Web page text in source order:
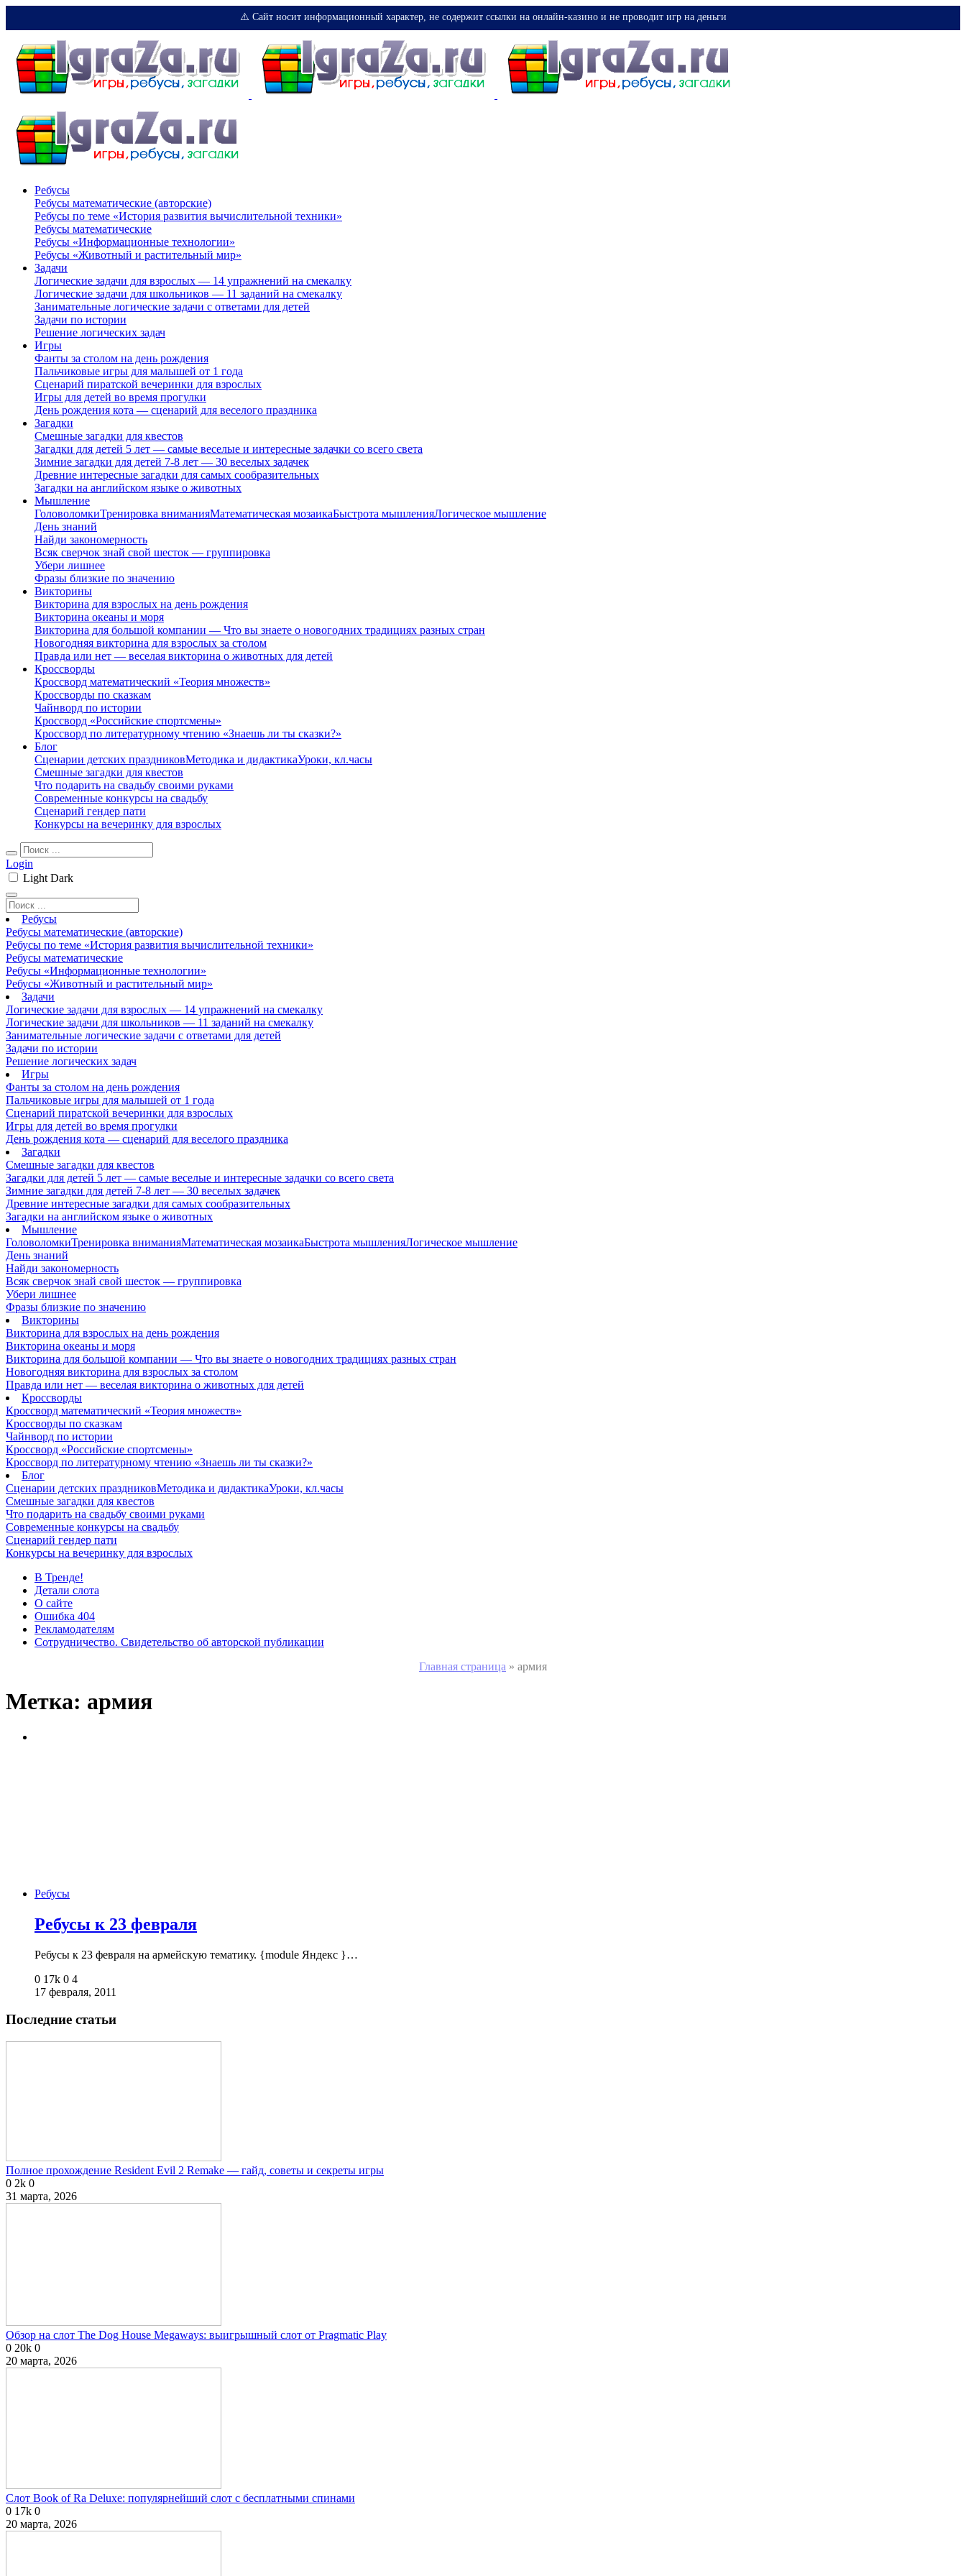
⚠️ Сайт носит информационный характер, не содержит ссылки на онлайн-казино и не проводит игр на деньги
Ребусы
Ребусы математические (авторские)
Ребусы по теме «История развития вычислительной техники»
Ребусы математические
Ребусы «Информационные технологии»
Ребусы «Животный и растительный мир»
Задачи
Логические задачи для взрослых — 14 упражнений на смекалку
Логические задачи для школьников — 11 заданий на смекалку
Занимательные логические задачи с ответами для детей
Задачи по истории
Решение логических задач
Игры
Фанты за столом на день рождения
Пальчиковые игры для малышей от 1 года
Сценарий пиратской вечеринки для взрослых
Игры для детей во время прогулки
День рождения кота — сценарий для веселого праздника
Загадки
Смешные загадки для квестов
Загадки для детей 5 лет — самые веселые и интересные задачки со всего света
Зимние загадки для детей 7-8 лет — 30 веселых задачек
Древние интересные загадки для самых сообразительных
Загадки на английском языке о животных
Мышление
ГоловоломкиТренировка вниманияМатематическая мозаикаБыстрота мышленияЛогическое мышление
День знаний
Найди закономерность
Всяк сверчок знай свой шесток — группировка
Убери лишнее
Фразы близкие по значению
Викторины
Викторина для взрослых на день рождения
Викторина океаны и моря
Викторина для большой компании — Что вы знаете о новогодних традициях разных стран
Новогодняя викторина для взрослых за столом
Правда или нет — веселая викторина о животных для детей
Кроссворды
Кроссворд математический «Теория множеств»
Кроссворды по сказкам
Чайнворд по истории
Кроссворд «Российские спортсмены»
Кроссворд по литературному чтению «Знаешь ли ты сказки?»
Блог
Сценарии детских праздниковМетодика и дидактикаУроки, кл.часы
Смешные загадки для квестов
Что подарить на свадьбу своими руками
Современные конкурсы на свадьбу
Сценарий гендер пати
Конкурсы на вечеринку для взрослых
Login
Light Dark
Ребусы
Ребусы математические (авторские)
Ребусы по теме «История развития вычислительной техники»
Ребусы математические
Ребусы «Информационные технологии»
Ребусы «Животный и растительный мир»
Задачи
Логические задачи для взрослых — 14 упражнений на смекалку
Логические задачи для школьников — 11 заданий на смекалку
Занимательные логические задачи с ответами для детей
Задачи по истории
Решение логических задач
Игры
Фанты за столом на день рождения
Пальчиковые игры для малышей от 1 года
Сценарий пиратской вечеринки для взрослых
Игры для детей во время прогулки
День рождения кота — сценарий для веселого праздника
Загадки
Смешные загадки для квестов
Загадки для детей 5 лет — самые веселые и интересные задачки со всего света
Зимние загадки для детей 7-8 лет — 30 веселых задачек
Древние интересные загадки для самых сообразительных
Загадки на английском языке о животных
Мышление
ГоловоломкиТренировка вниманияМатематическая мозаикаБыстрота мышленияЛогическое мышление
День знаний
Найди закономерность
Всяк сверчок знай свой шесток — группировка
Убери лишнее
Фразы близкие по значению
Викторины
Викторина для взрослых на день рождения
Викторина океаны и моря
Викторина для большой компании — Что вы знаете о новогодних традициях разных стран
Новогодняя викторина для взрослых за столом
Правда или нет — веселая викторина о животных для детей
Кроссворды
Кроссворд математический «Теория множеств»
Кроссворды по сказкам
Чайнворд по истории
Кроссворд «Российские спортсмены»
Кроссворд по литературному чтению «Знаешь ли ты сказки?»
Блог
Сценарии детских праздниковМетодика и дидактикаУроки, кл.часы
Смешные загадки для квестов
Что подарить на свадьбу своими руками
Современные конкурсы на свадьбу
Сценарий гендер пати
Конкурсы на вечеринку для взрослых
В Тренде!
Детали слота
О сайте
Ошибка 404
Рекламодателям
Сотрудничество. Свидетельство об авторской публикации
Главная страница » армия
Метка: армия
Ребусы
Ребусы к 23 февраля
Ребусы к 23 февраля на армейскую тематику. {module Яндекс }…
0 17k 0 4
17 февраля, 2011
Последние статьи
Полное прохождение Resident Evil 2 Remake — гайд, советы и секреты игры
0 2k 0
31 марта, 2026
Обзор на слот The Dog House Megaways: выигрышный слот от Pragmatic Play
0 20k 0
20 марта, 2026
Слот Book of Ra Deluxe: популярнейший слот с бесплатными спинами
0 17k 0
20 марта, 2026